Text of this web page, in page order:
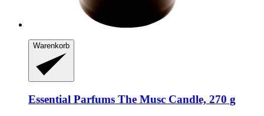
Warenkorb
Essential Parfums The Musc Candle, 270 g